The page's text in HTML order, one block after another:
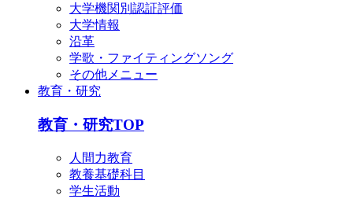
大学機関別認証評価
大学情報
沿革
学歌・ファイティングソング
その他メニュー
教育・研究
教育・研究TOP
人間力教育
教養基礎科目
学生活動